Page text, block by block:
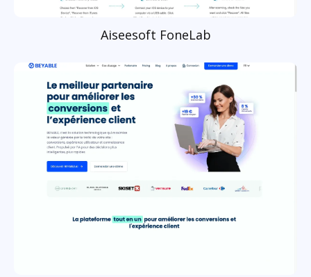
Aiseesoft FoneLab